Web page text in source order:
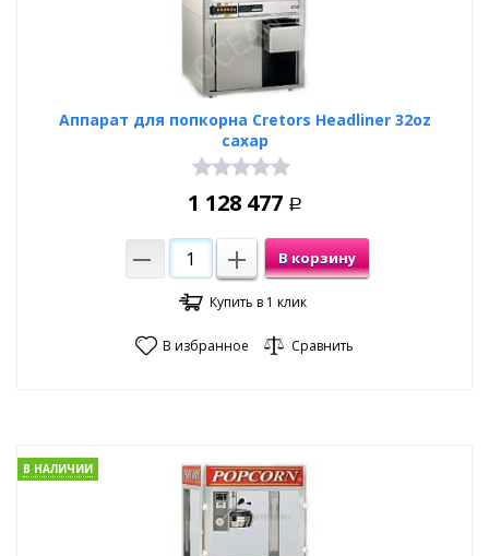
Аппарат для попкорна Cretors Headliner 32oz
сахар
1 128 477 Р
В корзину
Купить в 1 клик
В избранное Сравнить
В НАЛИЧИИ